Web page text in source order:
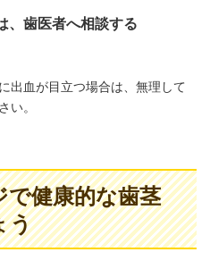
、歯医者へ相談する
出血が目立つ場合は、無理して
い。
健康的な歯茎
う